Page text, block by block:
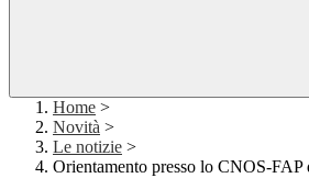
Home >
Novità >
Le notizie >
Orientamento presso lo CNOS-FAP